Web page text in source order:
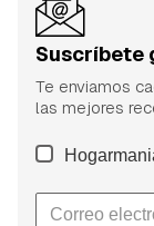
Suscríbete
Te enviamos
las mejores